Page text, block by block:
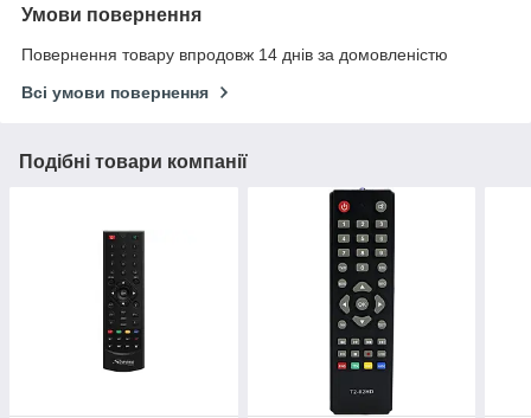
Умови повернення
Повернення товару впродовж 14 днів за домовленістю
Всі умови повернення
Подібні товари компанії